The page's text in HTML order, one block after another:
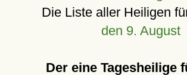
Die Liste aller Heiligen
den 9. August
Der eine Tagesheilige